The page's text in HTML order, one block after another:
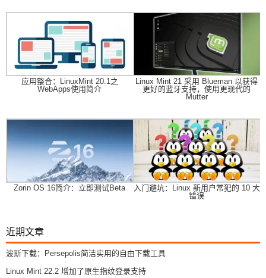
应用整合：LinuxMint 20.1之
WebApps使用简介
Linux Mint 21 采用 Blueman 以获得
更好的蓝牙支持，使用更现代的
Mutter
Zorin OS 16简介：立即测试Beta
入门避坑：Linux 新用户常犯的 10 大
错误
近期文章
波斯下载：Persepolis简洁实用的自由下载工具
Linux Mint 22.2 增加了原生指纹登录支持